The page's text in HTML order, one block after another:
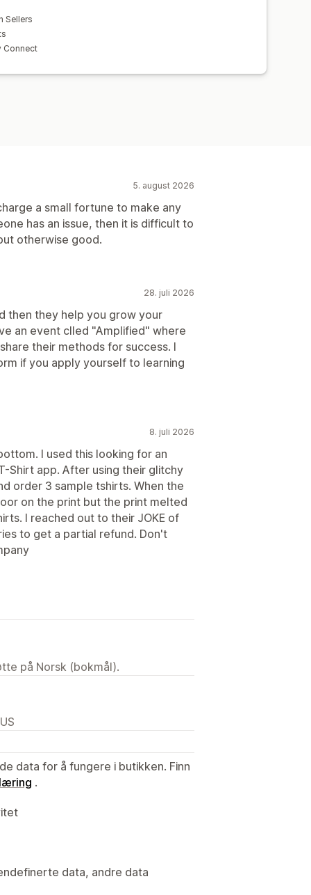
Sellers
Connect
5. august 2026
a small fortune to make any
has an issue, then it is difficult to
otherwise good.
28. juli 2026
then they help you grow your
an event clled "Amplified" where
their methods for success. I
if you apply yourself to learning
8. juli 2026
I used this looking for an
Shirt app. After using their glitchy
order 3 sample tshirts. When the
on the print but the print melted
I reached out to their JOKE of
to get a partial refund. Don't
på Norsk (bokmål).
data for å fungere i butikken. Finn
.
data, andre data